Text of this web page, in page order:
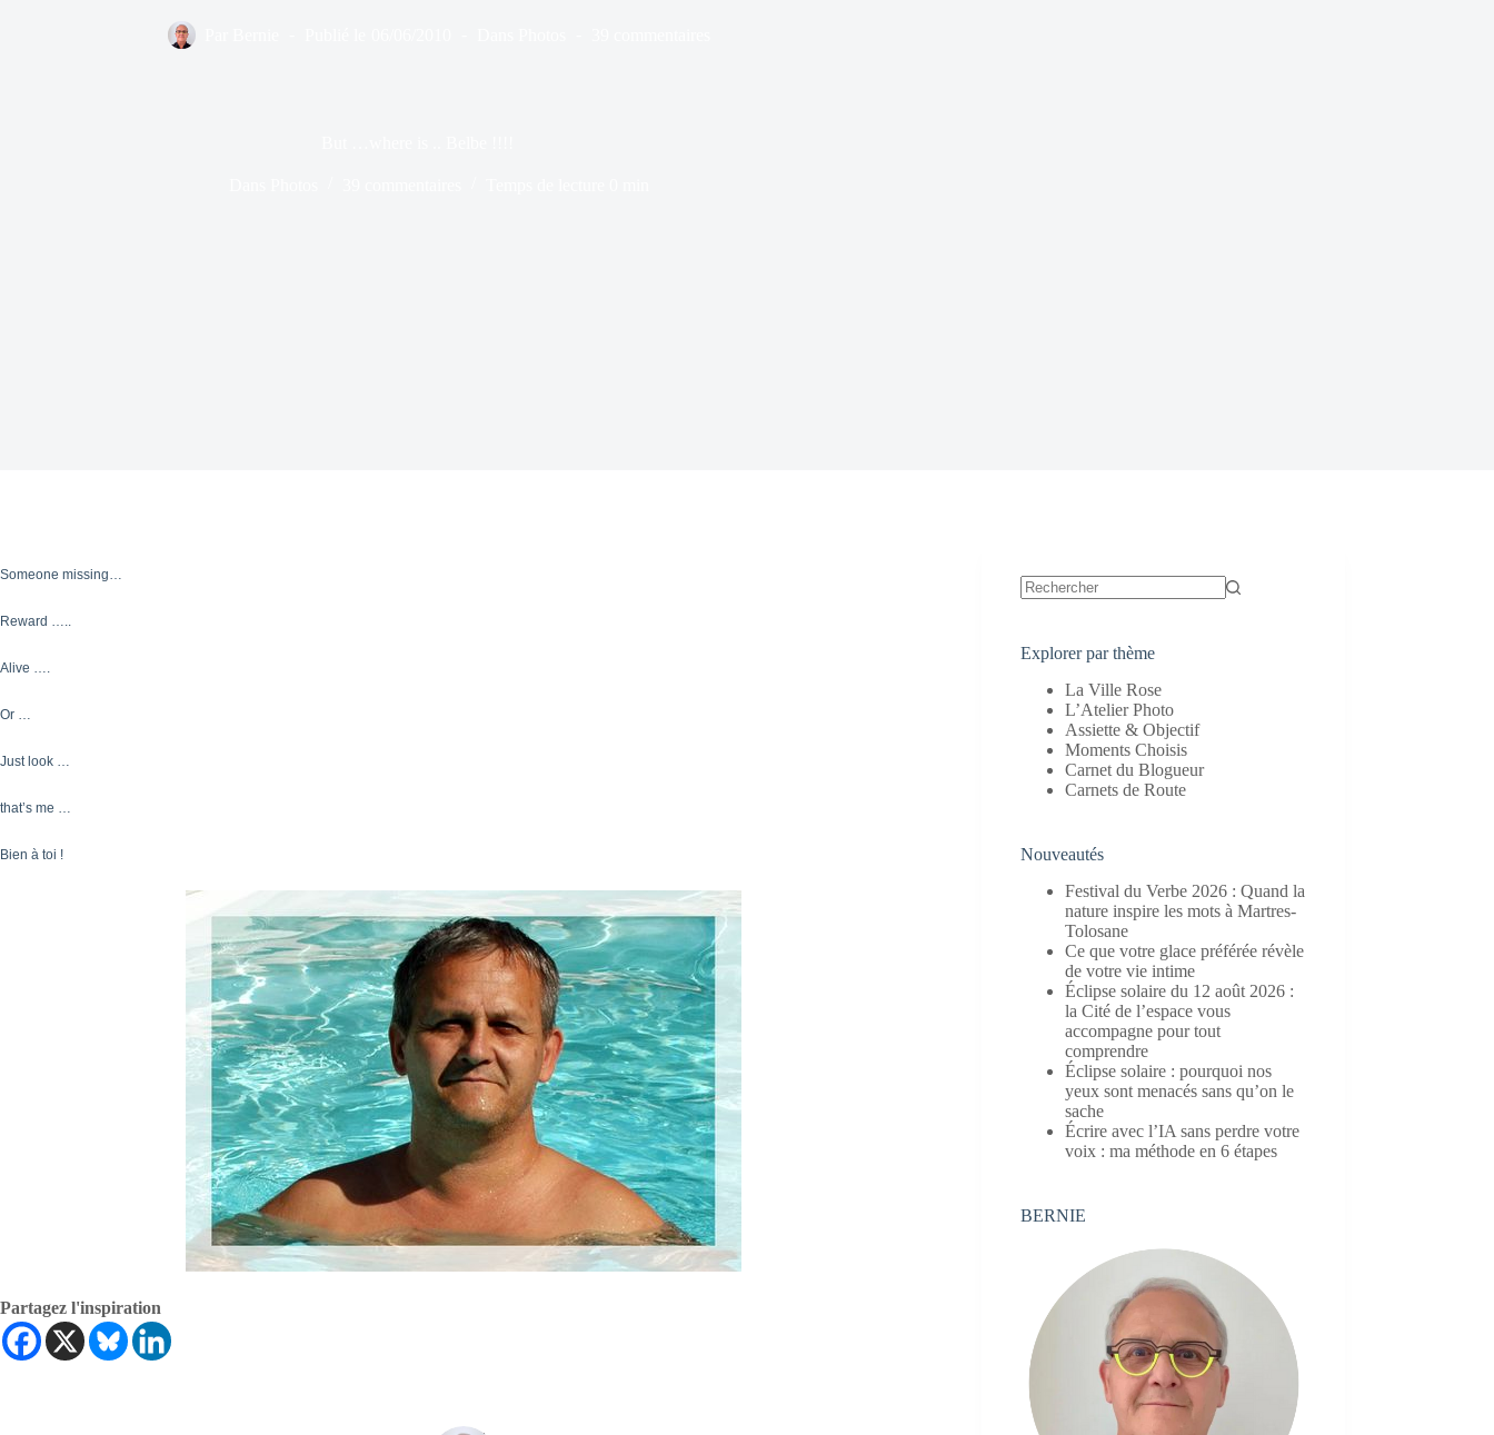
Someone missing…
Reward …..
Alive ….
Or …
Just look …
that’s me …
Bien à toi !
Partagez l'inspiration
Explorer par thème
La Ville Rose
L’Atelier Photo
Assiette & Objectif
Moments Choisis
Carnet du Blogueur
Carnets de Route
Nouveautés
Festival du Verbe 2026 : Quand la
nature inspire les mots à Martres-
Tolosane
Ce que votre glace préférée révèle
de votre vie intime
Éclipse solaire du 12 août 2026 :
la Cité de l’espace vous
accompagne pour tout
comprendre
Éclipse solaire : pourquoi nos
yeux sont menacés sans qu’on le
sache
Écrire avec l’IA sans perdre votre
voix : ma méthode en 6 étapes
BERNIE